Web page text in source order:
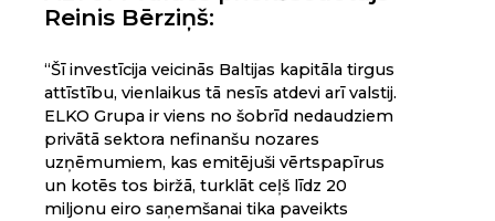
Reinis Bērziņš:
“Šī investīcija veicinās Baltijas kapitāla tirgus
attīstību, vienlaikus tā nesīs atdevi arī valstij.
ELKO Grupa ir viens no šobrīd nedaudziem
privātā sektora nefinanšu nozares
uzņēmumiem, kas emitējuši vērtspapīrus
un kotēs tos biržā, turklāt ceļš līdz 20
miljonu eiro saņemšanai tika paveikts